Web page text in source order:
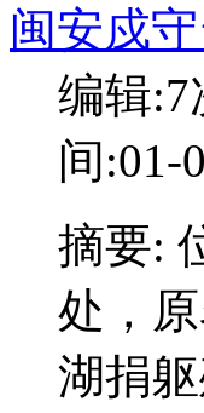
闽安戍
编辑:7
间:01-
摘要:
处，
湖捐